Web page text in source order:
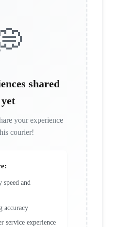
shared
yet
your experience
courier!
and
accuracy
service experience